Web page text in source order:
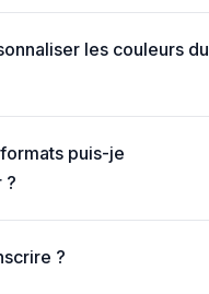
les couleurs du
puis-je
?
?